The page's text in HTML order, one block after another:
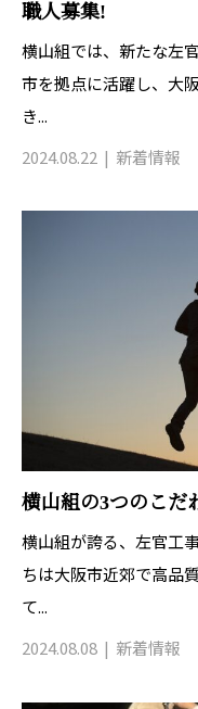
職人募集!
横山組では、新たな左
市を拠点に活躍し、大
き...
2024.08.22
新着情報
横山組の3つのこだ
横山組が誇る、左官工
ちは大阪市近郊で高品
て...
2024.08.08
新着情報